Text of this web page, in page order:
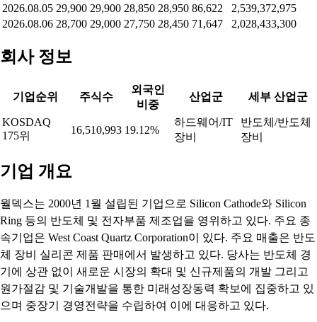
2026.08.05 29,900 29,900 28,850 28,950 86,622
2,539,372,975
2026.08.06 28,700 29,000 27,750 28,450 71,647 2,028,433,300
회사 정보
기업순위 주식수
외국인
비중
산업군 세부 산업군
KOSDAQ
175위
16,510,993 19.12%
하드웨어/IT
장비
반도체/반도체
장비
기업 개요
월덱스는 2000년 1월 설립된 기업으로 Silicon Cathode와 Silicon
Ring 등의 반도체 및 전자부품 제조업을 영위하고 있다. 주요 종
속기업은 West Coast Quartz Corporation이 있다. 주요 매출은 반도
체 장비 실리콘 제품 판매에서 발생하고 있다. 당사는 반도체 경
기에 상관 없이 새로운 시장의 확대 및 신규제품의 개발 그리고
원가절감 및 기술개발을 통한 미래성장동력 확보에 집중하고 있
으며 중장기 경영전략을 수립하여 이에 대응하고 있다.